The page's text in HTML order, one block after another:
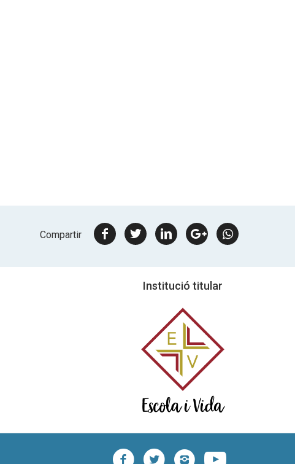
Compartir facebooktwitterlinkedingoogle
plus
Whatsapp
Institució titular
facebook
twitterinstagram